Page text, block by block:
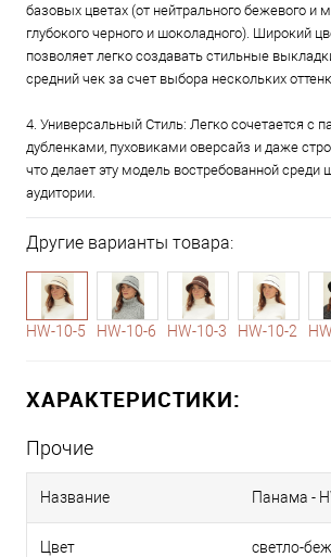
базовых цветах (от нейтрального бежевого и
глубокого черного и шоколадного). Широкий
позволяет легко создавать стильные
средний чек за счет выбора нескольких
4. Универсальный Стиль: Легко сочетается с
дубленками, пуховиками оверсайз и даже
что делает эту модель востребованной среди
аудитории.
Другие варианты товара:
1-5
HW-10-5
1-6
HW-10-6
1-7
HW-10-3
1-9
HW-10-2
ХАРАКТЕРИСТИКИ:
Прочие
Название Панама -
Цвет светло-